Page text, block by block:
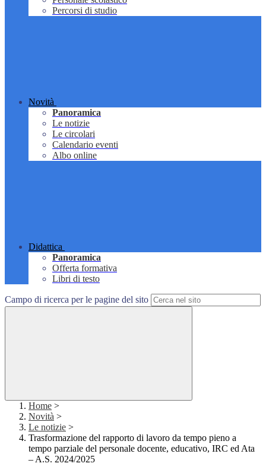
Percorsi di studio
Novità
Panoramica
Le notizie
Le circolari
Calendario eventi
Albo online
Didattica
Panoramica
Offerta formativa
Libri di testo
Campo di ricerca per le pagine del sito
Home >
Novità >
Le notizie >
Trasformazione del rapporto di lavoro da tempo pieno a
tempo parziale del personale docente, educativo, IRC ed Ata
– A.S. 2024/2025